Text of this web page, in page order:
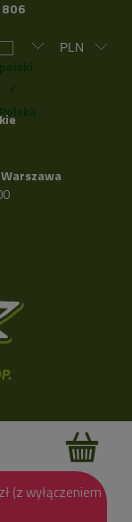
(z wyłączeniem